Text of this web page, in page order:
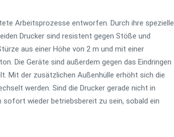
Arbeitsprozesse entworfen. Durch ihre spezielle
Drucker sind resistent gegen Stöße und
aus einer Höhe von 2 m und mit einer
Die Geräte sind außerdem gegen das Eindringen
Mit der zusätzlichen Außenhülle erhöht sich die
werden. Sind die Drucker gerade nicht in
sofort wieder betriebsbereit zu sein, sobald ein